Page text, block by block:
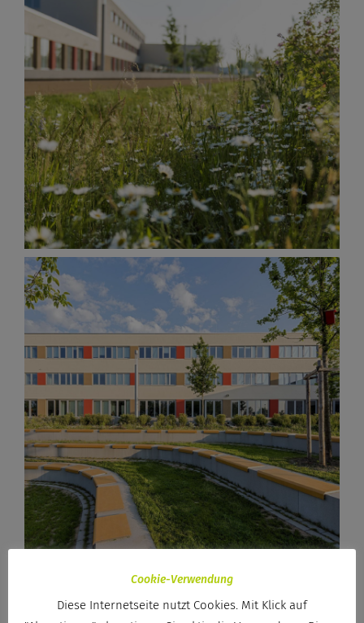
Cookie-Verwendung
Diese Internetseite nutzt Cookies. Mit Klick auf